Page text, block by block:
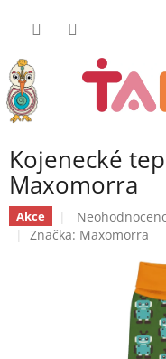
Kojenecké
Maxomorra
Akce
Průměrné
hodnocení
hvězdiček.
Značka: Maxomorra